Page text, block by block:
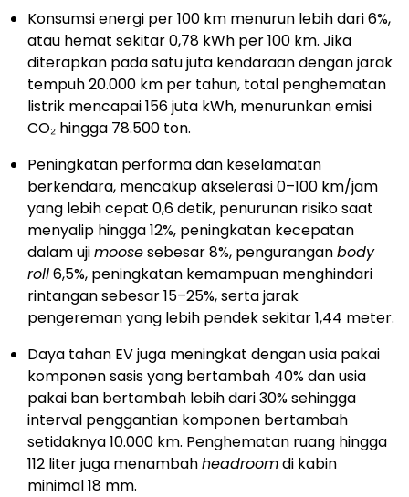
Konsumsi energi per 100 km menurun lebih dari 6%,
atau hemat sekitar 0,78 kWh per 100 km. Jika
diterapkan pada satu juta kendaraan dengan jarak
tempuh 20.000 km per tahun, total penghematan
listrik mencapai 156 juta kWh, menurunkan emisi
CO₂ hingga 78.500 ton.
Peningkatan performa dan keselamatan
berkendara, mencakup akselerasi 0–100 km/jam
yang lebih cepat 0,6 detik, penurunan risiko saat
menyalip hingga 12%, peningkatan kecepatan
dalam ujimoosesebesar 8%, penguranganbody
roll6,5%, peningkatan kemampuan menghindari
rintangan sebesar 15–25%, serta jarak
pengereman yang lebih pendek sekitar 1,44 meter.
Daya tahan EV juga meningkat dengan usia pakai
komponen sasis yang bertambah 40% dan usia
pakai ban bertambah lebih dari 30% sehingga
interval penggantian komponen bertambah
setidaknya 10.000 km. Penghematan ruang hingga
112 liter juga menambahheadroomdi kabin
minimal 18 mm.